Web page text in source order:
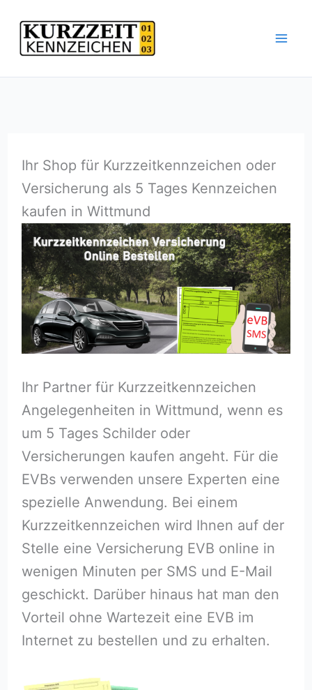
Inhalt
springen
Ihr Shop für Kurzzeitkennzeichen oder
Versicherung als 5 Tages Kennzeichen
kaufen in Wittmund
Ihr Partner für Kurzzeitkennzeichen
Angelegenheiten in Wittmund, wenn es
um 5 Tages Schilder oder
Versicherungen kaufen angeht. Für die
EVBs verwenden unsere Experten eine
spezielle Anwendung. Bei einem
Kurzzeitkennzeichen wird Ihnen auf der
Stelle eine Versicherung EVB online in
wenigen Minuten per SMS und E-Mail
geschickt. Darüber hinaus hat man den
Vorteil ohne Wartezeit eine EVB im
Internet zu bestellen und zu erhalten.